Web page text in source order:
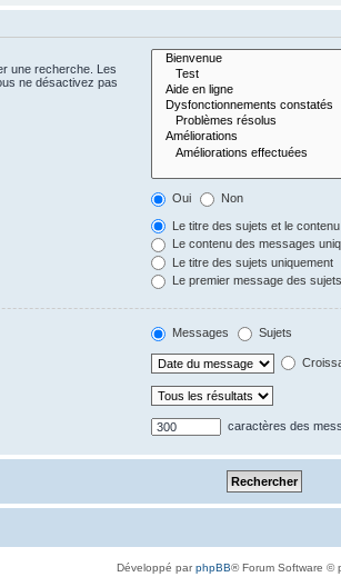
une recherche. Les
ne désactivez pas
Oui Non
Le titre des sujets et le
Le contenu des messages
Le titre des sujets uniquement
Le premier message des
Messages Sujets
caractères des
Développé parphpBB® Forum Software ©